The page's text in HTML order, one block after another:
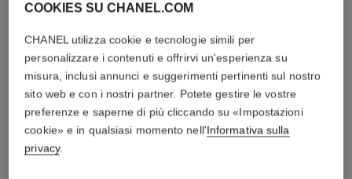
L'ACCORDO PERFETTO
COOKIES SU CHANEL.COM
CHANEL utilizza cookie e tecnologie simili per
personalizzare i contenuti e offrirvi un'esperienza su
misura, inclusi annunci e suggerimenti pertinenti sul nostro
sito web e con i nostri partner. Potete gestire le vostre
preferenze e saperne di più cliccando su «Impostazioni
cookie» e in qualsiasi momento nell'Informativa sulla
privacy.